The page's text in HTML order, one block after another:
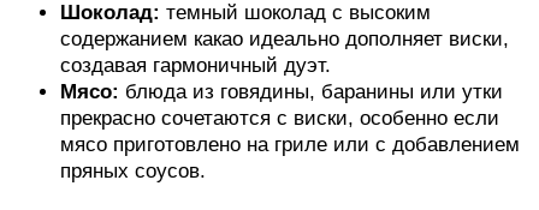
Шоколад: темный шоколад с высоким
содержанием какао идеально дополняет виски,
создавая гармоничный дуэт.
Мясо: блюда из говядины, баранины или утки
прекрасно сочетаются с виски, особенно если
мясо приготовлено на гриле или с добавлением
пряных соусов.